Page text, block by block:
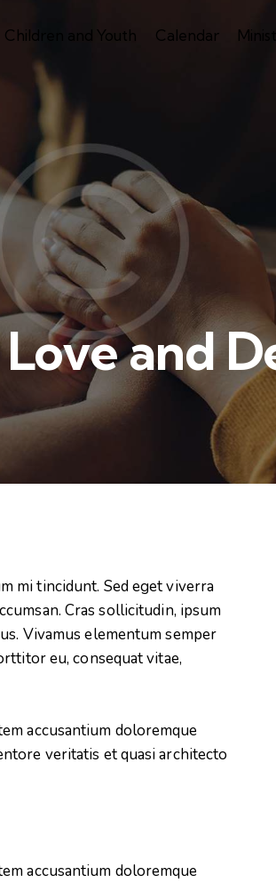
Children and Youth Calendar
and
mi tincidunt. Sed eget viverra
Cras sollicitudin, ipsum
Vivamus elementum semper
eu, consequat vitae,
accusantium doloremque
veritatis et quasi architecto
accusantium doloremque